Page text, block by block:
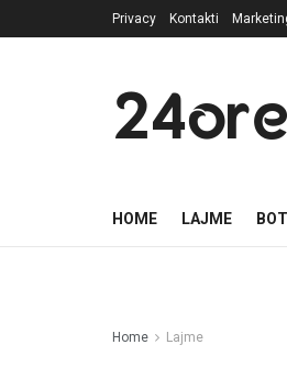
Privacy Kontakti
HOME LAJME
Home Lajme